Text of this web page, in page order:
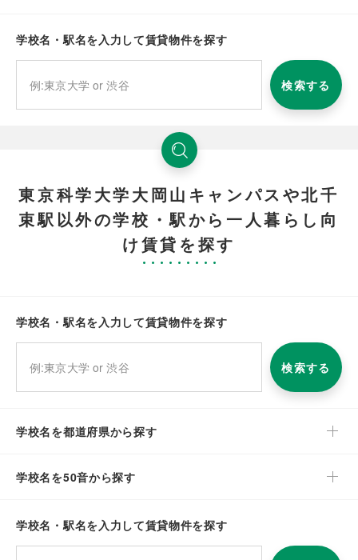
学校名・駅名を入力して賃貸物件を探す
検索する
東京科学大学大岡山キャンパスや北千
束駅以外の学校・駅から一人暮らし向
け賃貸を探す
学校名・駅名を入力して賃貸物件を探す
検索する
学校名を都道府県から探す
学校名を50音から探す
学校名・駅名を入力して賃貸物件を探す